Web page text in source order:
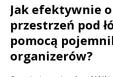
Jak efektywnie
przestrzeń pod
pomocą
organizerów?